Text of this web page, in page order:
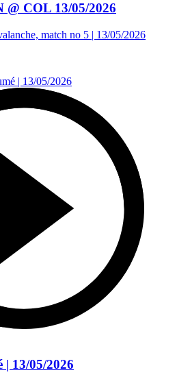
@ COL 13/05/2026
match no 5 | 13/05/2026
| 13/05/2026